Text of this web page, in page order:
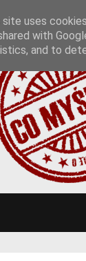
site uses
with
and to